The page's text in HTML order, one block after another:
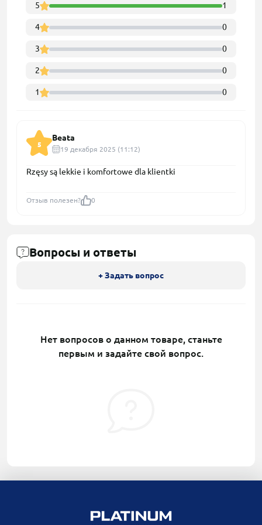
5 1
4 0
3 0
2 0
1 0
5
Beata
19 декабря 2025 (11:12)
Rzęsy są lekkie i komfortowe dla klientki
Отзыв полезен? 0
Вопросы и ответы
+ Задать вопрос
Нет вопросов о данном товаре, станьте
первым и задайте свой вопрос.